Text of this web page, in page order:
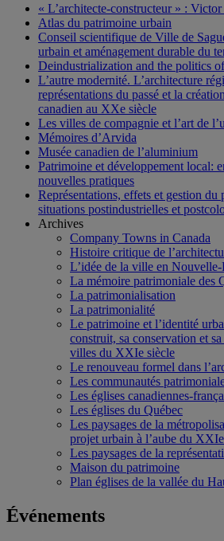
« L’architecte-constructeur » :
Atlas du patrimoine urbain
Conseil scientifique de Ville de
urbain et aménagement durable du
Deindustrialization and the politics
L’autre modernité. L’architecture
représentations du passé et la
canadien au XXe siècle
Les villes de compagnie et l’art de
Mémoires d’Arvida
Musée canadien de l’aluminium
Patrimoine et développement local:
nouvelles pratiques
Représentations, effets et gestion du
situations postindustrielles et
Archives
Company Towns in Canada
Histoire critique de
L’idée de la ville en Nouvelle-
La mémoire patrimoniale des
La patrimonialisation
La patrimonialité
Le patrimoine et l’identité
construit, sa conservation et
villes du XXIe siècle
Le renouveau formel dans
Les communautés
Les églises canadiennes-
Les églises du Québec
Les paysages de la
projet urbain à l’aube du
Les paysages de la
Maison du patrimoine
Plan églises de la vallée du
Événements